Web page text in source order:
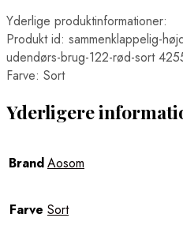
Yderlige produktinformationer:
Produkt id: sammenklappelig-
udendørs-brug-122-rød-sort
Farve: Sort
Yderligere
BrandAosom
Farve Sort